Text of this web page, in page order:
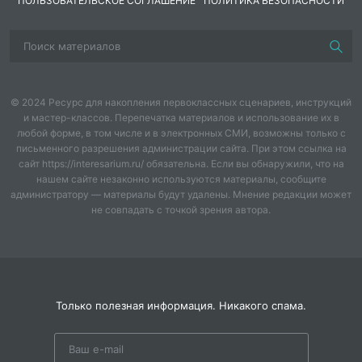
основанию;
окружающем мире;
Регулятивные:
- проявлять интерес к проверке результатов решения
учебной задачи, с помощью учителя устанавливать
причину возникшей ошибки и трудности;
- описывать своими словами сюжетную ситуацию и
математическое отношение , представленное в
задаче;
© 2024 Ресурс для накопления первоклассных сценариев, инструкций
и мастер-классов. Перепечатка материалов и использование их в
любой форме, в том числе и в электронных СМИ, возможны только с
письменного разрешения администрации сайта. При этом ссылка на
сайт https://interesarium.ru/ обязательна. Если вы обнаружили, что на
нашем сайте незаконно используются материалы, сообщите
администратору — материалы будут удалены. Мнение редакции может
не совпадать с точкой зрения автора.
Только полезная информация. Никакого спама.